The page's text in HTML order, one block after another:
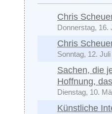
Chris
Donnerstag, 16.
Chris
Sonntag, 12.
Sachen, die
Hoffnung,
Dienstag, 10.
Künstliche